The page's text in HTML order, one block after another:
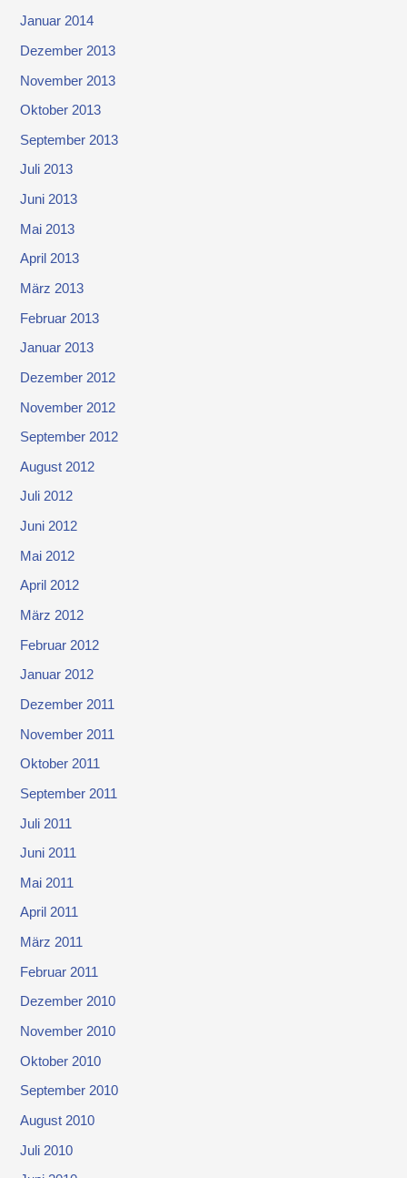
Januar 2014
Dezember 2013
November 2013
Oktober 2013
September 2013
Juli 2013
Juni 2013
Mai 2013
April 2013
März 2013
Februar 2013
Januar 2013
Dezember 2012
November 2012
September 2012
August 2012
Juli 2012
Juni 2012
Mai 2012
April 2012
März 2012
Februar 2012
Januar 2012
Dezember 2011
November 2011
Oktober 2011
September 2011
Juli 2011
Juni 2011
Mai 2011
April 2011
März 2011
Februar 2011
Dezember 2010
November 2010
Oktober 2010
September 2010
August 2010
Juli 2010